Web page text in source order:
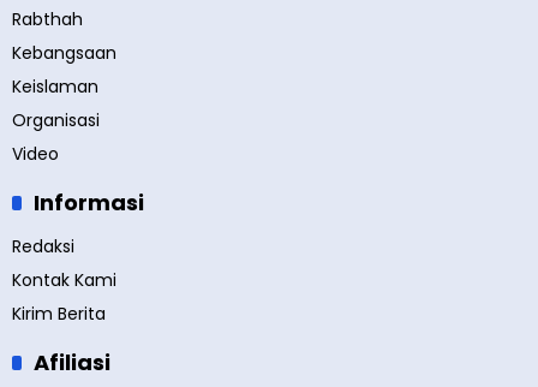
Rabthah
Kebangsaan
Keislaman
Organisasi
Video
Informasi
Redaksi
Kontak Kami
Kirim Berita
Afiliasi